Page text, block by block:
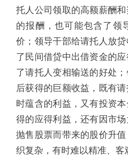
托人公司领取的高额薪酬
的报酬，也可能包含了领
价；领导干部给请托人放
了民间借贷中出借资金的
了请托人变相输送的好处
后获得的巨额收益，既有
时蕴含的利益，又有投资
得的应得利益，还有因市
抛售股票而带来的股价升
织复杂，有时难以精准、客